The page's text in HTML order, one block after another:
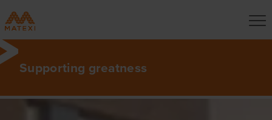
Supporting greatness